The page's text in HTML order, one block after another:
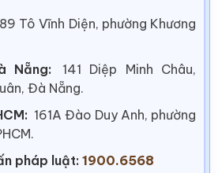
89 Tô Vĩnh Diện, phường Khương
Nẵng:
141 Diệp Minh Châu,
Đà Nẵng.
161A Đào Duy Anh, phường
pháp luật: 1900.6568